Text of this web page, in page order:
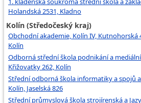
Holandská 2531, Kladno
Kolín (Středočeský kraj)
Obchodní akademie, Kolín IV, Kutnohorská
Kolín
Odborná střední škola podnikání a
Křižovatky 262, Kolín
Střední odborná škola informatiky a spojů
Kolín, Jaselská 826
Střední průmyslová škola strojírenská a